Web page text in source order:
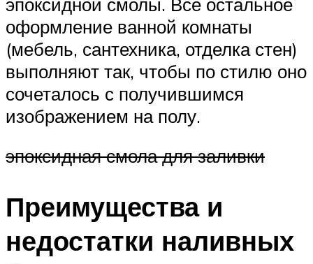
оформление ванной комнаты
(мебель, сантехника, отделка стен)
выполняют так, чтобы по стилю оно
сочеталось с получившимся
изображением на полу.
эпоксидная смола для заливки
Преимущества и
недостатки наливных